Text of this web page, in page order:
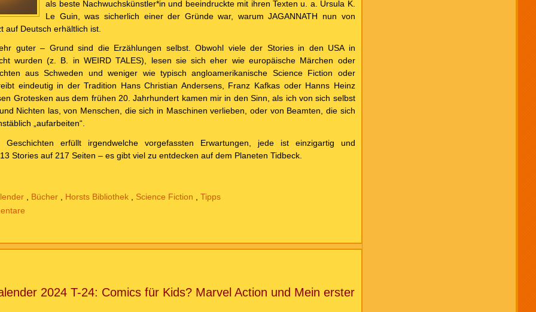
als beste Nachwuchskünstler*in und beeindruckte mit ihren Texten u. a. Ursula K.
Le Guin, was sicherlich einer der Gründe war, warum JAGANNATH nun von
auf Deutsch erhältlich ist.
guter – Grund sind die Erzählungen selbst. Obwohl viele der Stories in den USA in
wurden (z. B. in WEIRD TALES), lesen sie sich eher wie europäische Märchen oder
aus Schweden und weniger wie typisch angloamerikanische Science Fiction oder
eindeutig in der Tradition Hans Christian Andersens, Franz Kafkas oder Hanns Heinz
Grotesken aus dem frühen 20. Jahrhundert kamen mir in den Sinn, als ich von sich selbst
Nichten las, von Menschen, die sich in Maschinen verlieben, oder von Beamten, die sich
„aufarbeiten“.
Geschichten erfüllt irgendwelche vorgefassten Erwartungen, jede ist einzigartig und
Stories auf 217 Seiten – es gibt viel zu entdecken auf dem Planeten Tidbeck.
Bücher Horsts Bibliothek Science Fiction ,Tipps
2024 T-24: Comics für Kids? Marvel Action und Mein erster